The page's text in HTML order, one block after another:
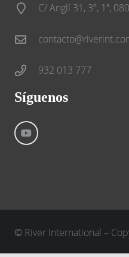
C/ Anglí 31, 3º, 1ª,
932 013 777
Síguenos
© River International –